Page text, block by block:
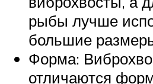
рыбы лучше
большие
Форма:
отличаются